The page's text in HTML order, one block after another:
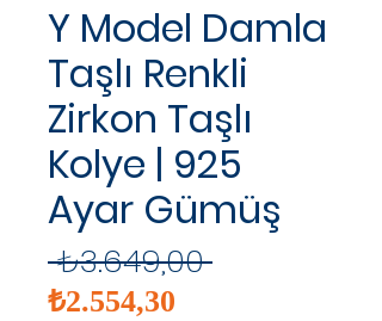
Y Model Damla
Taşlı Renkli
Zirkon Taşlı
Kolye | 925
Ayar Gümüş
₺3.649,00 Normal
₺2.554,30